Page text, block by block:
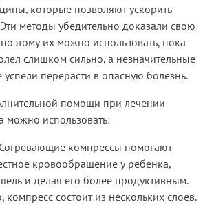
которые позволяют ускорить
методы убедительно доказали свою
их можно использовать, пока
слишком сильно, а незначительные
перерасти в опасную болезнь.
помощи при лечении
можно использовать:
компрессы помогают
кровообращение у ребенка,
и делая его более продуктивным.
компресс состоит из нескольких слоев.